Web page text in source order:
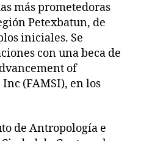
más prometedoras
Petexbatun, de
iniciales. Se
con una beca de
of
(FAMSI), en los
de Antropología e